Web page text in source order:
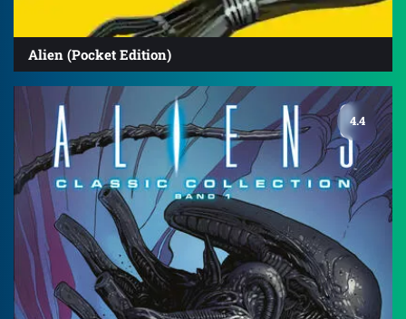
Alien (Pocket Edition)
4.4